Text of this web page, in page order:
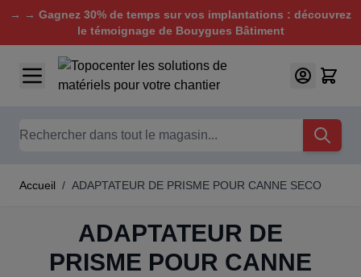
→ → Gagnez 30% de temps sur vos implantations : découvrez
le témoignage de Bouygues Bâtiment
Aller au contenu
Chercher
Accueil / ADAPTATEUR DE PRISME POUR CANNE SECO
ADAPTATEUR DE
PRISME POUR CANNE